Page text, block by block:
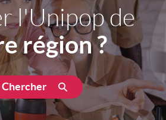
l'Unipop de
région ?
Chercher